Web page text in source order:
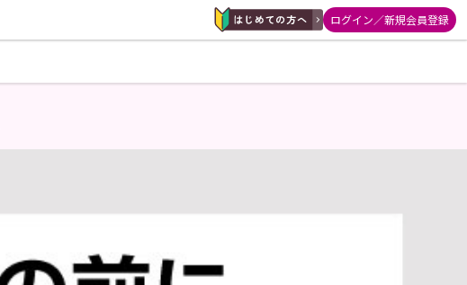
ログイン／新規会員登録